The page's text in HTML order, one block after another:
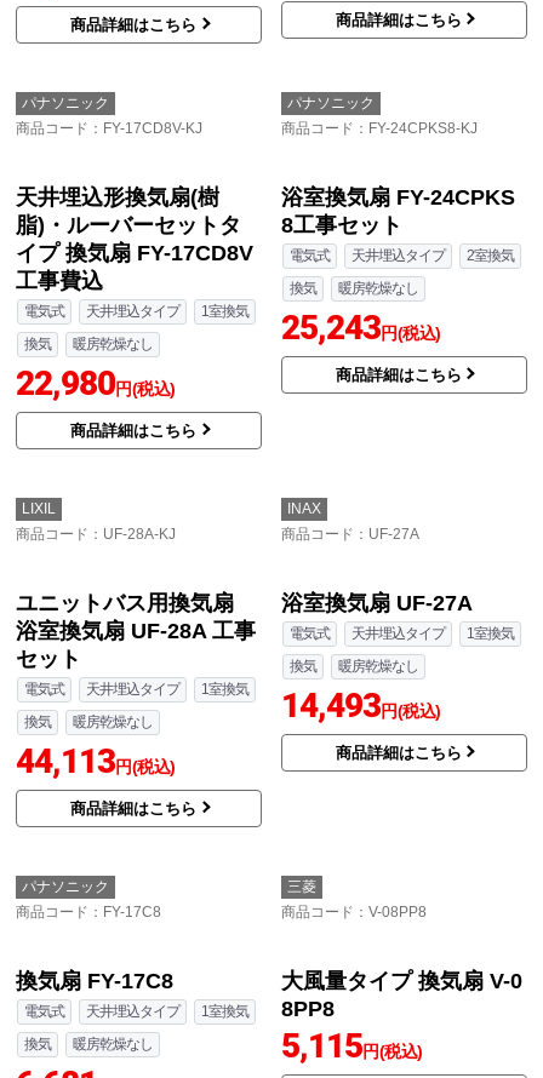
商品詳細はこちら 商品詳細はこちら
パナソニック
商品コード ：FY-17CD8V-KJ
天井埋込形換気扇(樹
脂)・ルーバーセットタ
工事費込
電気式 天井埋込タイプ
22,980円(税込)
商品詳細はこちら
パナソニック
商品コード ：FY-24CPKS8-KJ
換気
25,243
商品詳細はこちら
LIXIL
商品コード：UF-28A-KJ
ユニットバス用換気扇
浴室換気扇 UF-28A 工事
INAX
商品コード：UF-27A
浴室換気扇 UF-27A
電気式 天井埋込タイプ